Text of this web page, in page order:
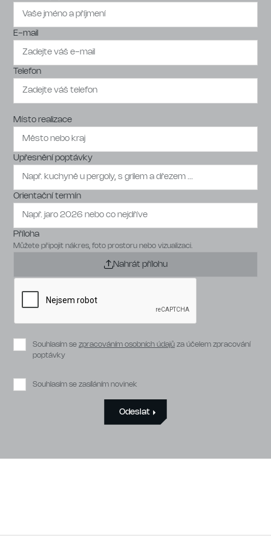
E-mail
Telefon
Místo realizace
Upřesnění poptávky
Orientační termín
Příloha
Můžete připojit nákres, foto prostoru nebo vizualizaci.
Nahrát přílohu
Souhlasím se zpracováním osobních údajůza účelem zpracování
poptávky
Souhlasím se zasíláním novinek
Odeslat